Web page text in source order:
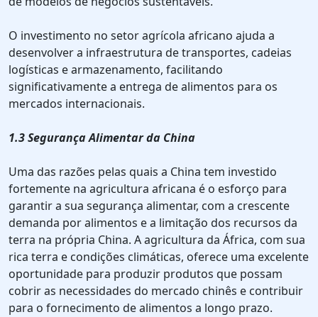
O investimento no setor agrícola africano ajuda a
desenvolver a infraestrutura de transportes, cadeias
logísticas e armazenamento, facilitando
significativamente a entrega de alimentos para os
mercados internacionais.
1.3 Segurança Alimentar da China
Uma das razões pelas quais a China tem investido
fortemente na agricultura africana é o esforço para
garantir a sua segurança alimentar, com a crescente
demanda por alimentos e a limitação dos recursos da
terra na própria China. A agricultura da África, com sua
rica terra e condições climáticas, oferece uma excelente
oportunidade para produzir produtos que possam
cobrir as necessidades do mercado chinês e contribuir
para o fornecimento de alimentos a longo prazo.